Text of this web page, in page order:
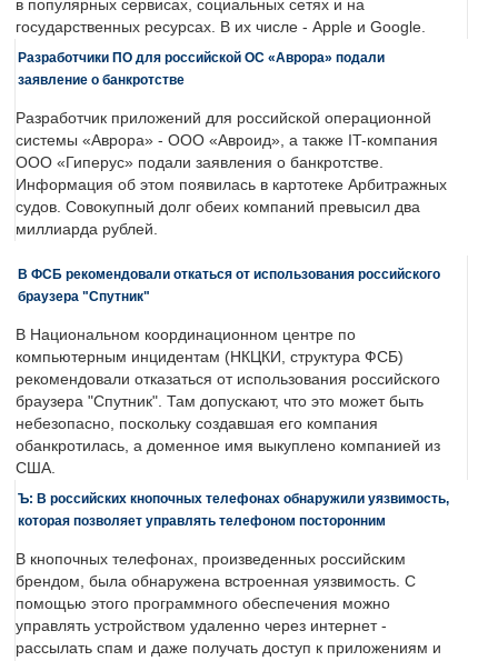
в популярных сервисах, социальных сетях и на
государственных ресурсах. В их числе - Apple и Google.
Разработчики ПО для российской ОС «Аврора» подали
заявление о банкротстве
Разработчик приложений для российской операционной
системы «Аврора» - ООО «Авроид», а также IT-компания
ООО «Гиперус» подали заявления о банкротстве.
Информация об этом появилась в картотеке Арбитражных
судов. Совокупный долг обеих компаний превысил два
миллиарда рублей.
В ФСБ рекомендовали откаться от использования российского
браузера "Спутник"
В Национальном координационном центре по
компьютерным инцидентам (НКЦКИ, структура ФСБ)
рекомендовали отказаться от использования российского
браузера "Спутник". Там допускают, что это может быть
небезопасно, поскольку создавшая его компания
обанкротилась, а доменное имя выкуплено компанией из
США.
Ъ: В российских кнопочных телефонах обнаружили уязвимость,
которая позволяет управлять телефоном посторонним
В кнопочных телефонах, произведенных российским
брендом, была обнаружена встроенная уязвимость. С
помощью этого программного обеспечения можно
управлять устройством удаленно через интернет -
рассылать спам и даже получать доступ к приложениям и